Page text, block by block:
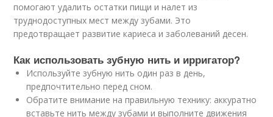
помогают удалить остатки пищи и налет из
труднодоступных мест между зубами. Это
предотвращает развитие кариеса и заболеваний десен.
Как использовать зубную нить и ирригатор?
Используйте зубную нить один раз в день,
предпочтительно перед сном.
Обратите внимание на правильную технику: аккуратно
вставьте нить между зубами и выполните движения